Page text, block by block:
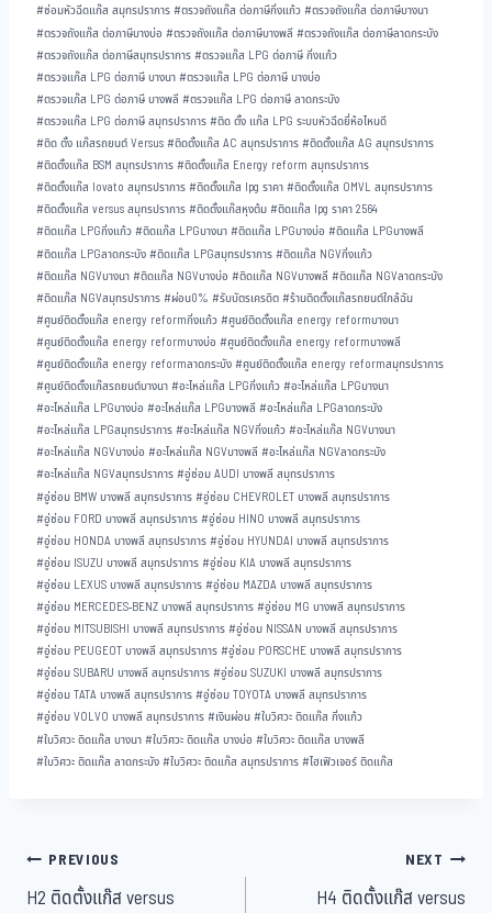
#ซ่อมหัวฉีดแก๊ส สมุทรปราการ#ตรวจถังแก๊ส ต่อภาษีกิ่งแก้ว#ตรวจถังแก๊ส ต่อภาษีบางนา
#ตรวจถังแก๊ส ต่อภาษีบางบ่อ #ตรวจถังแก๊ส ต่อภาษีบางพลี #ตรวจถังแก๊ส ต่อภาษีลาดกระบัง
#ตรวจถังแก๊ส ต่อภาษีสมุทรปราการ#ตรวจแก๊ส LPG ต่อภาษี กิ่งแก้ว
#ตรวจแก๊ส LPG ต่อภาษี บางนา#ตรวจแก๊ส LPG ต่อภาษี บางบ่อ
#ตรวจแก๊ส LPG ต่อภาษี บางพลี #ตรวจแก๊ส LPG ต่อภาษี ลาดกระบัง
#ตรวจแก๊ส LPG ต่อภาษี สมุทรปราการ#ติด ตั้ง แก๊ส LPG ระบบหัวฉีดยี่ห้อไหนดี
#ติด ตั้ง แก๊สรถยนต์ Versus#ติดตั้งแก๊ส AC สมุทรปราการ#ติดตั้งแก๊ส AG สมุทรปราการ
#ติดตั้งแก๊ส BSM สมุทรปราการ#ติดตั้งแก๊ส Energy reform สมุทรปราการ
#ติดตั้งแก๊ส lovato สมุทรปราการ#ติดตั้งแก๊ส lpg ราคา#ติดตั้งแก๊ส OMVL สมุทรปราการ
#ติดตั้งแก๊ส versus สมุทรปราการ#ติดตั้งแก๊สหุงต้ม#ติดแก๊ส lpg ราคา 2564
#ติดแก๊ส LPGกิ่งแก้ว#ติดแก๊ส LPGบางนา#ติดแก๊ส LPGบางบ่อ #ติดแก๊ส LPGบางพลี
#ติดแก๊ส LPGลาดกระบัง#ติดแก๊ส LPGสมุทรปราการ#ติดแก๊ส NGVกิ่งแก้ว
#ติดแก๊ส NGVบางนา#ติดแก๊ส NGVบางบ่อ #ติดแก๊ส NGVบางพลี #ติดแก๊ส NGVลาดกระบัง
#ติดแก๊ส NGVสมุทรปราการ#ผ่อน0% #รับบัตรเครดิต#ร้านติดตั้งแก๊สรถยนต์ใกล้ฉัน
#ศูนย์ติดตั้งแก๊ส energy reformกิ่งแก้ว#ศูนย์ติดตั้งแก๊ส energy reformบางนา
#ศูนย์ติดตั้งแก๊ส energy reformบางบ่อ #ศูนย์ติดตั้งแก๊ส energy reformบางพลี
#ศูนย์ติดตั้งแก๊ส energy reformลาดกระบัง#ศูนย์ติดตั้งแก๊ส energy reformสมุทรปราการ
#ศูนย์ติดตั้งแก๊สรถยนต์บางนา#อะไหล่แก๊ส LPGกิ่งแก้ว#อะไหล่แก๊ส LPGบางนา
#อะไหล่แก๊ส LPGบางบ่อ #อะไหล่แก๊ส LPGบางพลี #อะไหล่แก๊ส LPGลาดกระบัง
#อะไหล่แก๊ส LPGสมุทรปราการ#อะไหล่แก๊ส NGVกิ่งแก้ว#อะไหล่แก๊ส NGVบางนา
#อะไหล่แก๊ส NGVบางบ่อ #อะไหล่แก๊ส NGVบางพลี #อะไหล่แก๊ส NGVลาดกระบัง
#อะไหล่แก๊ส NGVสมุทรปราการ#อู่ซ่อม AUDI บางพลี สมุทรปราการ
#อู่ซ่อม BMW บางพลี สมุทรปราการ#อู่ซ่อม CHEVROLET บางพลี สมุทรปราการ
#อู่ซ่อม FORD บางพลี สมุทรปราการ#อู่ซ่อม HINO บางพลี สมุทรปราการ
#อู่ซ่อม HONDA บางพลี สมุทรปราการ#อู่ซ่อม HYUNDAI บางพลี สมุทรปราการ
#อู่ซ่อม ISUZU บางพลี สมุทรปราการ#อู่ซ่อม KIA บางพลี สมุทรปราการ
#อู่ซ่อม LEXUS บางพลี สมุทรปราการ#อู่ซ่อม MAZDA บางพลี สมุทรปราการ
#อู่ซ่อม MERCEDES-BENZ บางพลี สมุทรปราการ#อู่ซ่อม MG บางพลี สมุทรปราการ
#อู่ซ่อม MITSUBISHI บางพลี สมุทรปราการ#อู่ซ่อม NISSAN บางพลี สมุทรปราการ
#อู่ซ่อม PEUGEOT บางพลี สมุทรปราการ#อู่ซ่อม PORSCHE บางพลี สมุทรปราการ
#อู่ซ่อม SUBARU บางพลี สมุทรปราการ#อู่ซ่อม SUZUKI บางพลี สมุทรปราการ
#อู่ซ่อม TATA บางพลี สมุทรปราการ#อู่ซ่อม TOYOTA บางพลี สมุทรปราการ
#อู่ซ่อม VOLVO บางพลี สมุทรปราการ#เงินผ่อน#ใบวิศวะ ติดแก๊ส กิ่งแก้ว
#ใบวิศวะ ติดแก๊ส บางนา#ใบวิศวะ ติดแก๊ส บางบ่อ #ใบวิศวะ ติดแก๊ส บางพลี
#ใบวิศวะ ติดแก๊ส ลาดกระบัง#ใบวิศวะ ติดแก๊ส สมุทรปราการ#ไฮเฟิวเจอร์ ติดแก๊ส
PREVIOUS
H2 ติดตั้งแก๊ส versus
NEXT
H4 ติดตั้งแก๊ส versus